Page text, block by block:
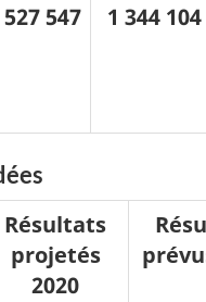
547 1 344 104
Résultats
projetés
2020